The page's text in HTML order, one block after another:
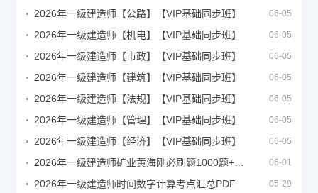
2026年一级建造师【公路】【VIP基础同步班】 06-05
2026年一级建造师【机电】【VIP基础同步班】 06-05
2026年一级建造师【市政】【VIP基础同步班】 06-05
2026年一级建造师【建筑】【VIP基础同步班】 06-05
2026年一级建造师【法规】【VIP基础同步班】 06-05
2026年一级建造师【管理】【VIP基础同步班】 06-05
2026年一级建造师【经济】【VIP基础同步班】 06-05
06-01
2026年一级建造师时间数字计算考点汇总PDF 05-29